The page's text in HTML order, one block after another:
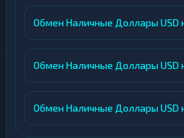
Обмен Наличные Доллары USD
Обмен Наличные Доллары USD
Обмен Наличные Доллары USD